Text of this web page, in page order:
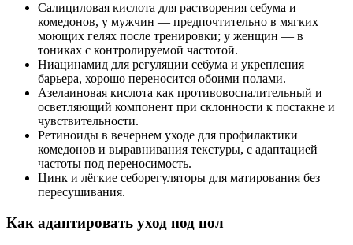
Салициловая кислота для растворения себума и
комедонов, у мужчин — предпочтительно в мягких
моющих гелях после тренировки; у женщин — в
тониках с контролируемой частотой.
Ниацинамид для регуляции себума и укрепления
барьера, хорошо переносится обоими полами.
Азелаиновая кислота как противовоспалительный и
осветляющий компонент при склонности к постакне и
чувствительности.
Ретиноиды в вечернем уходе для профилактики
комедонов и выравнивания текстуры, с адаптацией
частоты под переносимость.
Цинк и лёгкие себорегуляторы для матирования без
пересушивания.
Как адаптировать уход под пол